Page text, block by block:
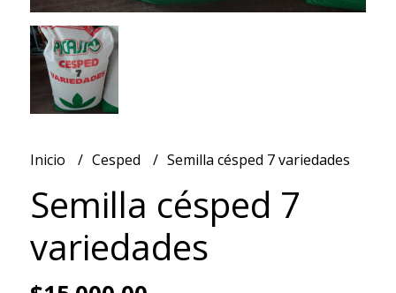
Inicio Cesped Semilla césped 7 variedades
Semilla césped 7
variedades